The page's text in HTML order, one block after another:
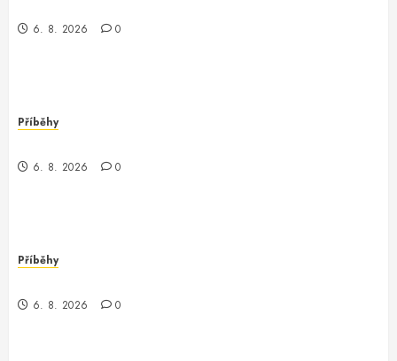
6. 8. 2026 0
Příběhy
6. 8. 2026 0
Příběhy
6. 8. 2026 0